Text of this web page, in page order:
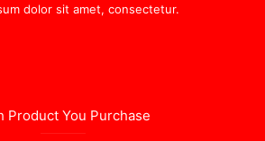
dolor sit amet, consectetur.
Product You Purchase